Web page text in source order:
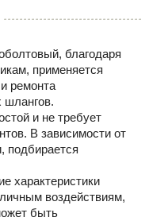
благодаря
применяется
ремонта
шлангов.
и не требует
В зависимости от
подбирается
характеристики
воздействиям,
быть